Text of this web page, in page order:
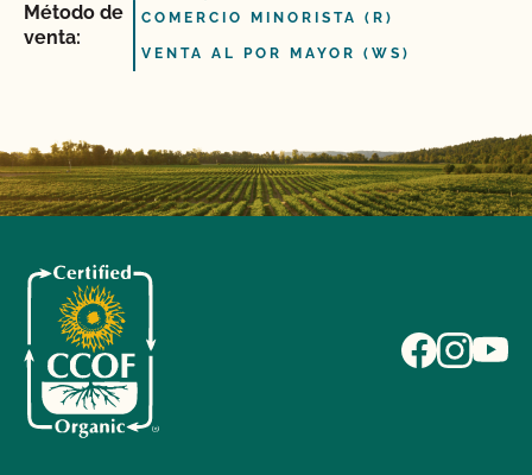
Método de
venta:
COMERCIO MINORISTA (R)
VENTA AL POR MAYOR (WS)